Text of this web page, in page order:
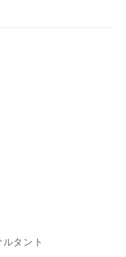
タント